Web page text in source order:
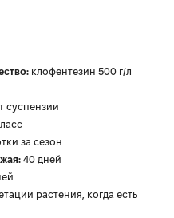
клофентезин 500 г/л
суспензии
за сезон
40 дней
растения, когда есть